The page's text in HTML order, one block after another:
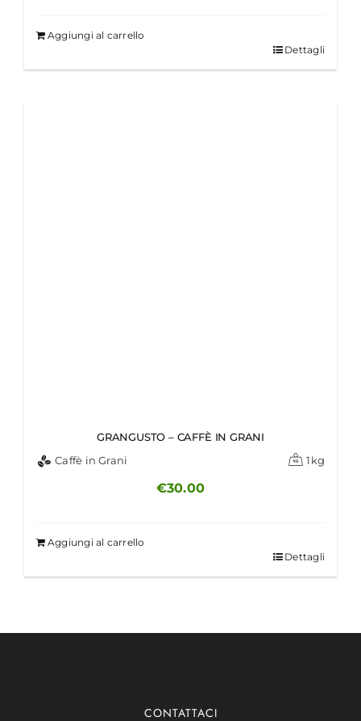
Aggiungi al carrello
Dettagli
GRANGUSTO – CAFFÈ IN GRANI
Caffè in Grani
1kg
€30.00
Aggiungi al carrello
Dettagli
CONTATTACI